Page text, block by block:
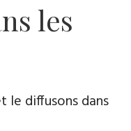
les
le diffusons dans